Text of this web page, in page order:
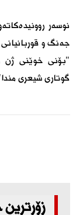
نوسەر
جەنگ و
"بۆنی خوێنی ژن
گوتاری شیعری
زۆرترین